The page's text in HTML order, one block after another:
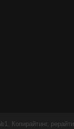
Копирайтинг,